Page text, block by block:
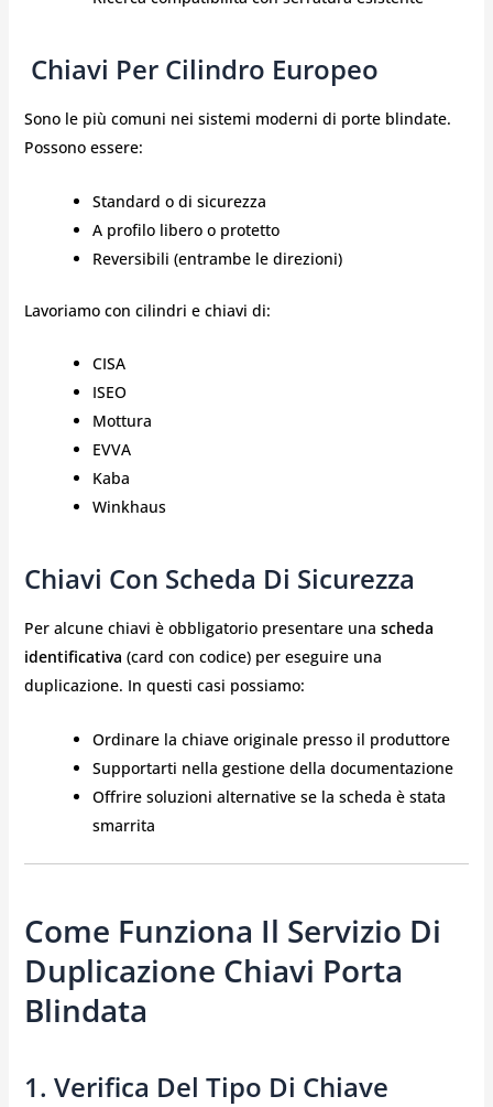
️ Chiavi Per Cilindro Europeo
Sono le più comuni nei sistemi moderni di porte blindate.
Possono essere:
Standard o di sicurezza
A profilo libero o protetto
Reversibili (entrambe le direzioni)
Lavoriamo con cilindri e chiavi di:
CISA
ISEO
Mottura
EVVA
Kaba
Winkhaus
Chiavi Con Scheda Di Sicurezza
Per alcune chiavi è obbligatorio presentare una scheda
identificativa (card con codice) per eseguire una
duplicazione. In questi casi possiamo:
Ordinare la chiave originale presso il produttore
Supportarti nella gestione della documentazione
Offrire soluzioni alternative se la scheda è stata
smarrita
Come Funziona Il Servizio Di
Duplicazione Chiavi Porta
Blindata
1. Verifica Del Tipo Di Chiave